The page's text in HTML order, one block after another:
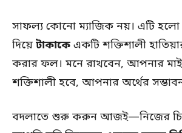
সাফল্য কোনো ম্যাজিক নয়। এটি হলো
দিয়ে টাকাকে একটি শক্তিশালী
করার ফল। মনে রাখবেন, আপনার
শক্তিশালী হবে, আপনার অর্থের
বদলাতে শুরু করুন আজই—নিজের